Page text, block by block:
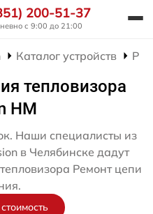
200-51-37
с 9:00 до 21:00
Каталог устройств
тепловизора
HM
Наши специалисты из
в Челябинске дадут
Ремонт цепи